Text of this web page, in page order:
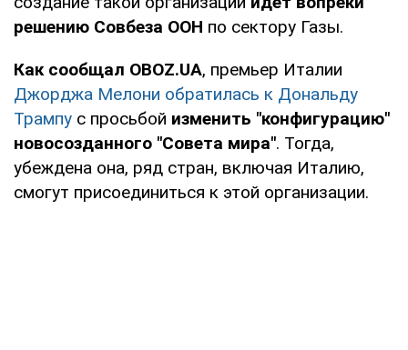
решению Совбеза ООН по сектору Газы.
Как сообщал OBOZ.UA, премьер Италии
Джорджа Мелони обратилась к Дональду
Трампу с просьбой изменить "конфигурацию"
новосозданного "Совета мира". Тогда,
убеждена она, ряд стран, включая Италию,
смогут присоединиться к этой организации.